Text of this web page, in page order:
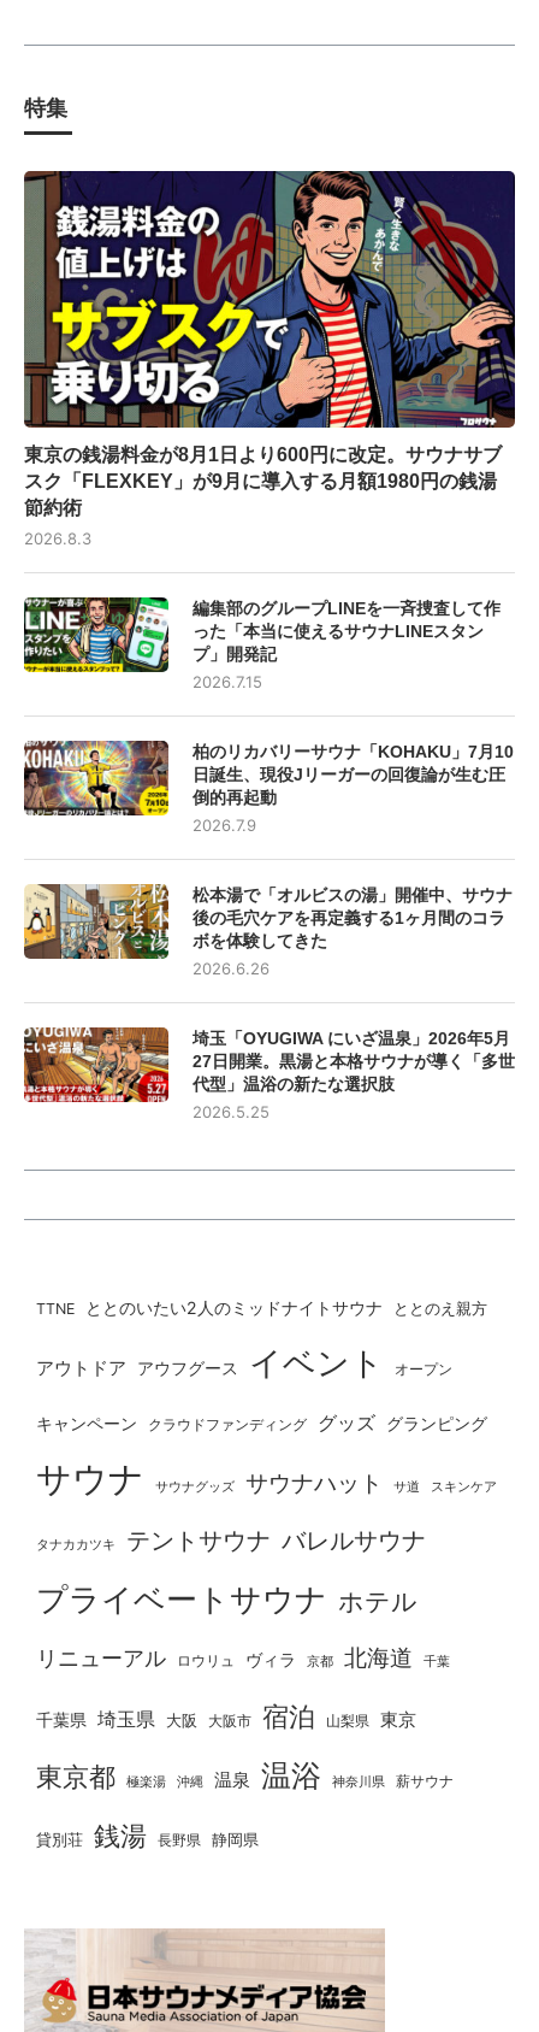
特集
東京の銭湯料金が8月1日より600円に改定。サウナサブ
スク「FLEXKEY」が9月に導入する月額1980円の銭湯
節約術
2026.8.3
編集部のグループLINEを一斉捜査して作
った「本当に使えるサウナLINEスタン
プ」開発記
2026.7.15
柏のリカバリーサウナ「KOHAKU」7月10
日誕生、現役Jリーガーの回復論が生む圧
倒的再起動
2026.7.9
松本湯で「オルビスの湯」開催中、サウナ
後の毛穴ケアを再定義する1ヶ月間のコラ
ボを体験してきた
2026.6.26
埼玉「OYUGIWA にいざ温泉」2026年5月
27日開業。黒湯と本格サウナが導く「多世
代型」温浴の新たな選択肢
2026.5.25
TTNE ととのいたい2人のミッドナイトサウナ ととのえ親方
アウトドア アウフグース イベント オープン
キャンペーン クラウドファンディング グッズ グランピング
サウナ サウナグッズ サウナハット サ道 スキンケア
タナカカツキ テントサウナ バレルサウナ
プライベートサウナ ホテル
リニューアル ロウリュ ヴィラ 京都 北海道 千葉
千葉県 埼玉県 大阪 大阪市 宿泊 山梨県 東京
東京都 極楽湯 沖縄 温泉 温浴 神奈川県 薪サウナ
貸別荘 銭湯 長野県 静岡県